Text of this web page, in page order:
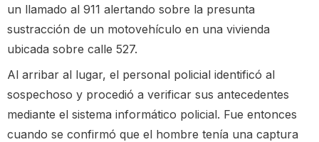
un llamado al 911 alertando sobre la presunta
sustracción de un motovehículo en una vivienda
ubicada sobre calle 527.
Al arribar al lugar, el personal policial identificó al
sospechoso y procedió a verificar sus antecedentes
mediante el sistema informático policial. Fue entonces
cuando se confirmó que el hombre tenía una captura